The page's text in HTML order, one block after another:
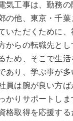
気工事は、勤務
の他、東京・千
ただくために
らの転職先とし
め、そこで生活
あり、学ぶ事が
員は腕が良い方
かりサポートし
取得を応援する